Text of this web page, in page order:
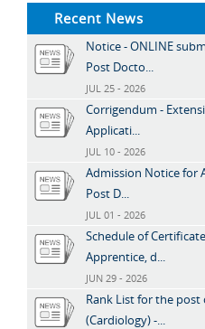
Recent News
Notice - ONLINE
Post Docto...
JUL 25 - 2026
Corrigendum -
Applicati...
JUL 10 - 2026
Admission Notice for
Post D...
JUL 01 - 2026
Schedule of
Apprentice, d...
JUN 29 - 2026
Rank List for the post
(Cardiology) -...